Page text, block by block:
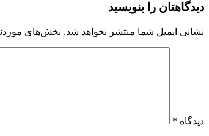
دیدگاهتان را بنویسید
نشانی ایمیل شما منتشر نخواهد شد. بخش‌های
دیدگاه *